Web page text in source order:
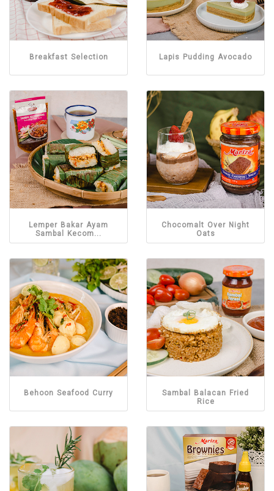
Breakfast Selection Lapis Pudding Avocado
Lemper Bakar Ayam
Sambal Kecom...
Chocomalt Over Night
Oats
Behoon Seafood Curry
Sambal Balacan Fried
Rice